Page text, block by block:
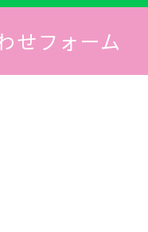
せフォーム